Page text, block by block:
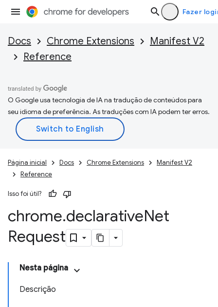
Fazer
Docs Chrome Extensions
Manifest V2
Reference
O Google usa tecnologia de IA na tradução de conteúdos para
seu idioma de preferência. As traduções com IA podem ter erros.
Página inicial Docs Chrome Extensions
Manifest V2
Reference
Isso foi útil?
chrome.declarativeNet
Request
Nesta página
Descrição